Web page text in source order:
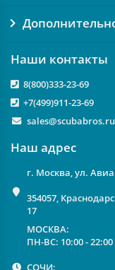
Наши контакты
8(800)333-23-69
+7(499)911-23-69
sales@scubabros.ru
Наш адрес
г. Москва, ул.
354057,
17
МОСКВА:
ПН-ВС: 10:00 - 22:00
СОЧИ: